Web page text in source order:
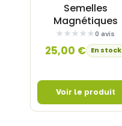
Semelles
Magnétiques
0 avis
25,00 € En stock